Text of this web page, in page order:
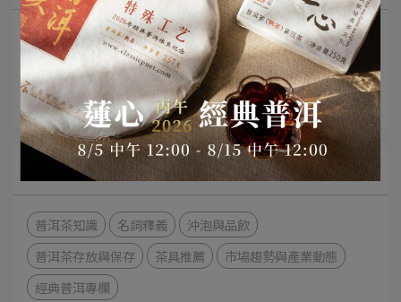
最新消息
茶知識分享
影音分享
文章分類
普洱茶知識 名詞釋義
沖泡與品飲
普洱茶存放與保存
茶具推薦
市場趨勢與產業動態
經典普洱專欄